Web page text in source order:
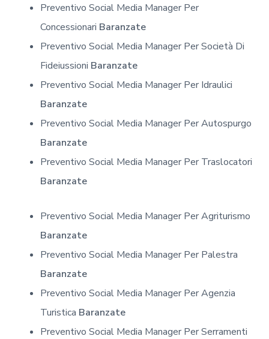
Preventivo Social Media Manager Per
Concessionari Baranzate
Preventivo Social Media Manager Per Società Di
Fideiussioni Baranzate
Preventivo Social Media Manager Per Idraulici
Baranzate
Preventivo Social Media Manager Per Autospurgo
Baranzate
Preventivo Social Media Manager Per Traslocatori
Baranzate
Preventivo Social Media Manager Per Agriturismo
Baranzate
Preventivo Social Media Manager Per Palestra
Baranzate
Preventivo Social Media Manager Per Agenzia
Turistica Baranzate
Preventivo Social Media Manager Per Serramenti